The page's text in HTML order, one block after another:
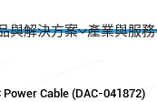
與解決方案 產業與服務
Power Cable (DAC-041872)